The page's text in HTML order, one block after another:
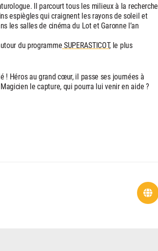
Il parcourt tous les milieux à la recherche
espiègles qui craignent les rayons de soleil et
les salles de cinéma du Lot et Garonne l’an
du programmeSUPERASTICOT, le plus
! Héros au grand cœur, il passe ses journées à
le capture, qui pourra lui venir en aide ?